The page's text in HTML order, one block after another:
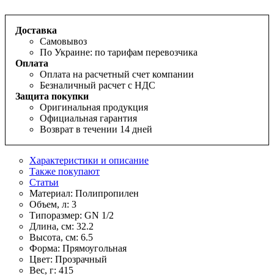
Характеристики и описание
Также покупают
Статьи
Материал: Полипропилен
Объем, л: 3
Типоразмер: GN 1/2
Длина, см: 32.2
Высота, см: 6.5
Форма: Прямоугольная
Цвет: Прозрачный
Вес, г: 415
Доставка
Самовывоз
По Украине: по тарифам перевозчика
Оплата
Оплата на расчетный счет компании
Безналичный расчет с НДС
Защита покупки
Оригинальная продукция
Официальная гарантия
Возврат в течении 14 дней